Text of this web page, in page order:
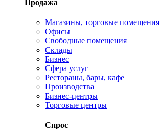
Продажа
Магазины, торговые помещения
Офисы
Свободные помещения
Склады
Бизнес
Сфера услуг
Рестораны, бары, кафе
Производства
Бизнес-центры
Торговые центры
Спрос